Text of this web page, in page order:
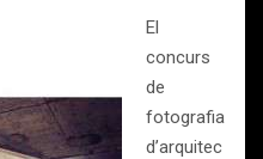
El
concurs
de
fotografia
d’arquitec